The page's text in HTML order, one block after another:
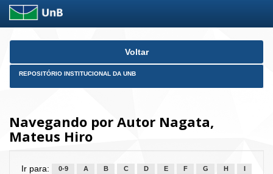
Skip
Voltar
REPOSITÓRIO INSTITUCIONAL DA UNB
Navegando por Autor Nagata,
Mateus Hiro
Ir para: 0-9 A B C D E F G H